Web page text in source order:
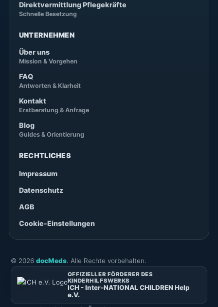
Direktvermittlung Pflegekräfte
Schnelle Besetzung
UNTERNEHMEN
Über uns
Mission & Vorgehen
FAQ
Antworten & Klarheit
Kontakt
Erstberatung & Anfrage
Blog
Guides & Orientierung
RECHTLICHES
Impressum
Datenschutz
AGB
Cookie-Einstellungen
© 2026 docMeds. Alle Rechte vorbehalten.
OFFIZIELLER FÖRDERER DES
KINDERHILFSWERKS
ICH - Inter-NATIONAL CHILDREN Help
e.V.